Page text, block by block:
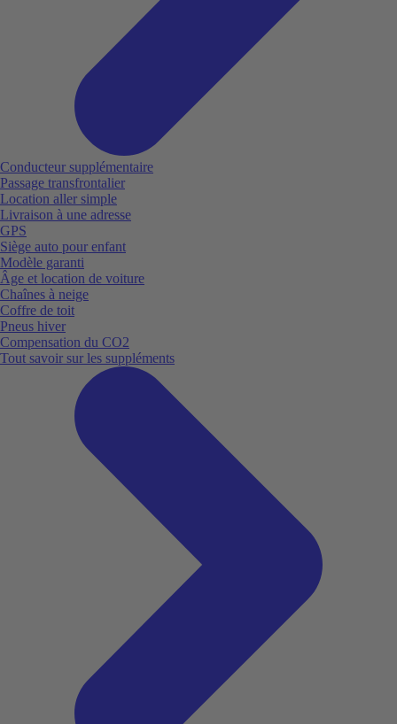
Conducteur supplémentaire
Passage transfrontalier
Location aller simple
Livraison à une adresse
GPS
Siège auto pour enfant
Modèle garanti
Âge et location de voiture
Chaînes à neige
Coffre de toit
Pneus hiver
Compensation du CO2
Tout savoir sur les suppléments